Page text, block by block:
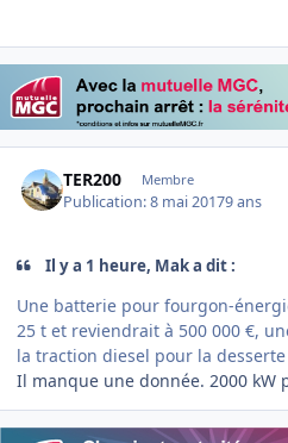
TER200 Membre
Publication:8 mai 20179 ans
Il y a 1 heure, Mak a dit :
Une batterie pour fourgon-
25 t et reviendrait à 500 000 €,
la traction diesel pour la
Il manque une donnée. 2000 kW